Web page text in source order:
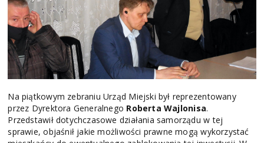
Na piątkowym zebraniu Urząd Miejski był reprezentowany
przez Dyrektora Generalnego Roberta Wajlonisa.
Przedstawił dotychczasowe działania samorządu w tej
sprawie, objaśnił jakie możliwości prawne mogą wykorzystać